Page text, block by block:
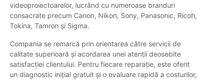
videoproiectoarelor, lucrând cu numeroase branduri
consacrate precum Canon, Nikon, Sony, Panasonic, Ricoh,
Tokina, Tamron și Sigma.
Compania se remarcă prin orientarea către servicii de
calitate superioară și acordarea unei atenții deosebite
satisfacției clientului. Pentru fiecare reparație, este oferit
un diagnostic inițial gratuit și o evaluare rapidă a costurilor,